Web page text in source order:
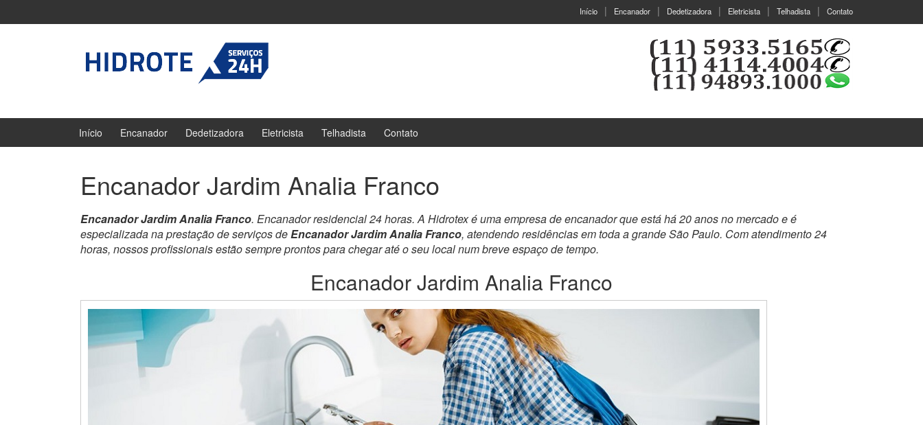
Início Encanador Dedetizadora Eletricista Telhadista Contato
Início Encanador Dedetizadora Eletricista Telhadista Contato
Encanador Jardim Analia Franco
Encanador Jardim Analia Franco. Encanador residencial 24 horas. A Hidrotex é uma empresa de encanador que está há 20 anos no mercado e é
especializada na prestação de serviços deEncanador Jardim Analia Franco, atendendo residências em toda a grande São Paulo. Com atendimento 24
horas, nossos profissionais estão sempre prontos para chegar até o seu local num breve espaço de tempo.
Encanador Jardim Analia Franco